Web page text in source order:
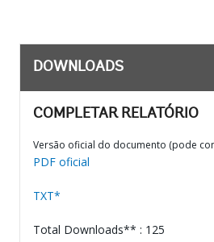
DOWNLOADS
COMPLETAR RELATÓRIO
Versão oficial do documento (pode
PDF oficial
TXT*
Total Downloads** : 125